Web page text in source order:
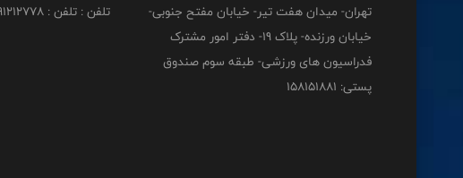
تهران- میدان هفت تیر- خیابان مفتح جنوبی-
خیابان ورزنده- پلاک 19- دفتر امور مشترک
فدراسیون های ورزشی- طبقه سوم صندوق
پستی: 158151881
تلفن : تلفن : 02191212778